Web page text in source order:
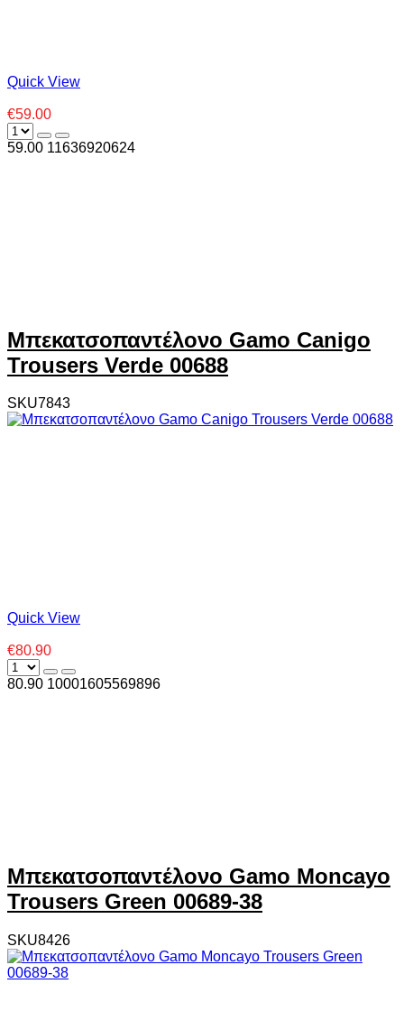
Quick View
€59.00
59.00 11636920624
Μπεκατσοπαντέλονο Gamo Canigo
Trousers Verde 00688
SKU7843
Quick View
€80.90
80.90 10001605569896
Μπεκατσοπαντέλονο Gamo Moncayo
Trousers Green 00689-38
SKU8426